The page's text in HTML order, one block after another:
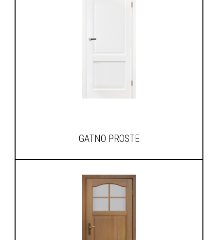
GATNO PROSTE